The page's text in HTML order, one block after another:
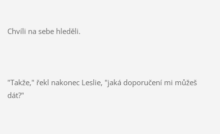
Chvíli na sebe hleděli.
"Takže," řekl nakonec Leslie, "jaká doporučení mi můžeš
dát?"